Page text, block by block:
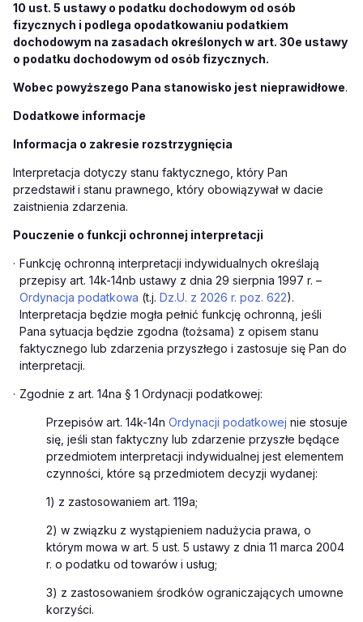
10 ust. 5 ustawy o podatku dochodowym od osób
fizycznych i podlega opodatkowaniu podatkiem
dochodowym na zasadach określonych w art. 30e ustawy
o podatku dochodowym od osób fizycznych.
Wobec powyższego Pana stanowisko jest nieprawidłowe.
Dodatkowe informacje
Informacja o zakresie rozstrzygnięcia
Interpretacja dotyczy stanu faktycznego, który Pan
przedstawił i stanu prawnego, który obowiązywał w dacie
zaistnienia zdarzenia.
Pouczenie o funkcji ochronnej interpretacji
· Funkcję ochronną interpretacji indywidualnych określają
przepisy art. 14k-14nb ustawy z dnia 29 sierpnia 1997 r. –
Ordynacja podatkowa (t.j. Dz.U. z 2026 r. poz. 622).
Interpretacja będzie mogła pełnić funkcję ochronną, jeśli
Pana sytuacja będzie zgodna (tożsama) z opisem stanu
faktycznego lub zdarzenia przyszłego i zastosuje się Pan do
interpretacji.
· Zgodnie z art. 14na § 1 Ordynacji podatkowej:
Przepisów art. 14k-14n Ordynacji podatkowej nie stosuje
się, jeśli stan faktyczny lub zdarzenie przyszłe będące
przedmiotem interpretacji indywidualnej jest elementem
czynności, które są przedmiotem decyzji wydanej:
1) z zastosowaniem art. 119a;
2) w związku z wystąpieniem nadużycia prawa, o
którym mowa w art. 5 ust. 5 ustawy z dnia 11 marca 2004
r. o podatku od towarów i usług;
3) z zastosowaniem środków ograniczających umowne
korzyści.